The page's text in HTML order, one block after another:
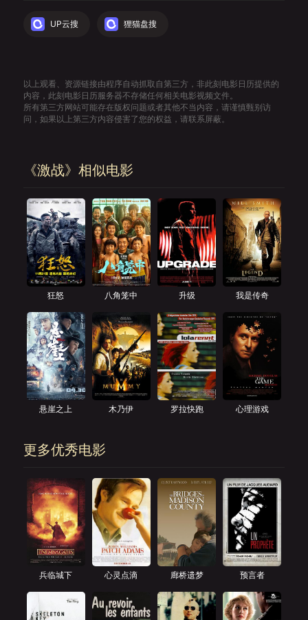
UP云搜 狸猫盘搜
以上观看、资源链接由程序自动抓取自第三方，非此刻电影日历提供的
内容，此刻电影日历服务器不存储任何相关电影视频文件。
所有第三方网站可能存在版权问题或者其他不当内容，请谨慎甄别访
问，如果以上第三方内容侵害了您的权益，请联系屏蔽。
《激战》相似电影
狂怒 八角笼中 升级 我是传奇
悬崖之上 木乃伊 罗拉快跑 心理游戏
更多优秀电影
兵临城下 心灵点滴 廊桥遗梦 预言者